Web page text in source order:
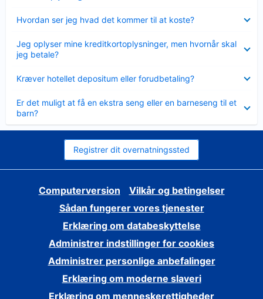
Hvordan ser jeg hvad det kommer til at koste?
Jeg oplyser mine kreditkortoplysninger, men hvornår skal
jeg betale?
Kræver hotellet depositum eller forudbetaling?
Er det muligt at få en ekstra seng eller en barneseng til et
barn?
Registrer dit overnatningssted
Computerversion
Vilkår og betingelser
Sådan fungerer vores tjenester
Erklæring om databeskyttelse
Administrer indstillinger for cookies
Administrer personlige anbefalinger
Erklæring om moderne slaveri
Erklæring om menneskerettigheder